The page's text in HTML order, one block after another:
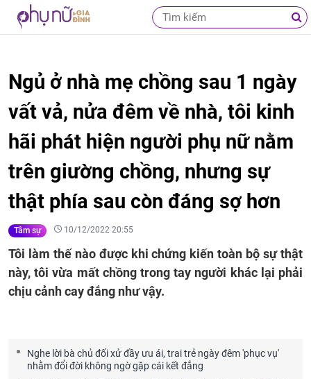
Ngủ ở nhà mẹ chồng sau 1 ngày
vất vả, nửa đêm về nhà, tôi kinh
hãi phát hiện người phụ nữ nằm
trên giường chồng, nhưng sự
thật phía sau còn đáng sợ hơn
Tâm sự 10/12/2022 20:55
Tôi làm thế nào được khi chứng kiến toàn bộ sự thật
này, tôi vừa mất chồng trong tay người khác lại phải
chịu cảnh cay đắng như vậy.
Nghe lời bà chủ đối xử đầy ưu ái, trai trẻ ngày đêm 'phục vụ'
nhằm đổi đời không ngờ gặp cái kết đắng